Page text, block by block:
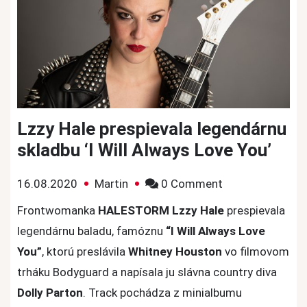
Lzzy Hale prespievala legendárnu
skladbu ‘I Will Always Love You’
16.08.2020 Martin 0 Comment
Hale
prespievala
legendárnu
skladbu
‘I
Frontwomanka HALESTORM Lzzy Hale prespievala
legendárnu baladu, famóznu “I Will Always Love
You”, ktorú preslávila Whitney Houston vo filmovom
trháku Bodyguard a napísala ju slávna country diva
Dolly Parton. Track pochádza z minialbumu